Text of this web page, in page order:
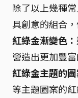
除了以上幾種
具創意的組合，
紅綠金漸變色：
營造出更加豐
紅綠金主題的圖
等主題圖案的